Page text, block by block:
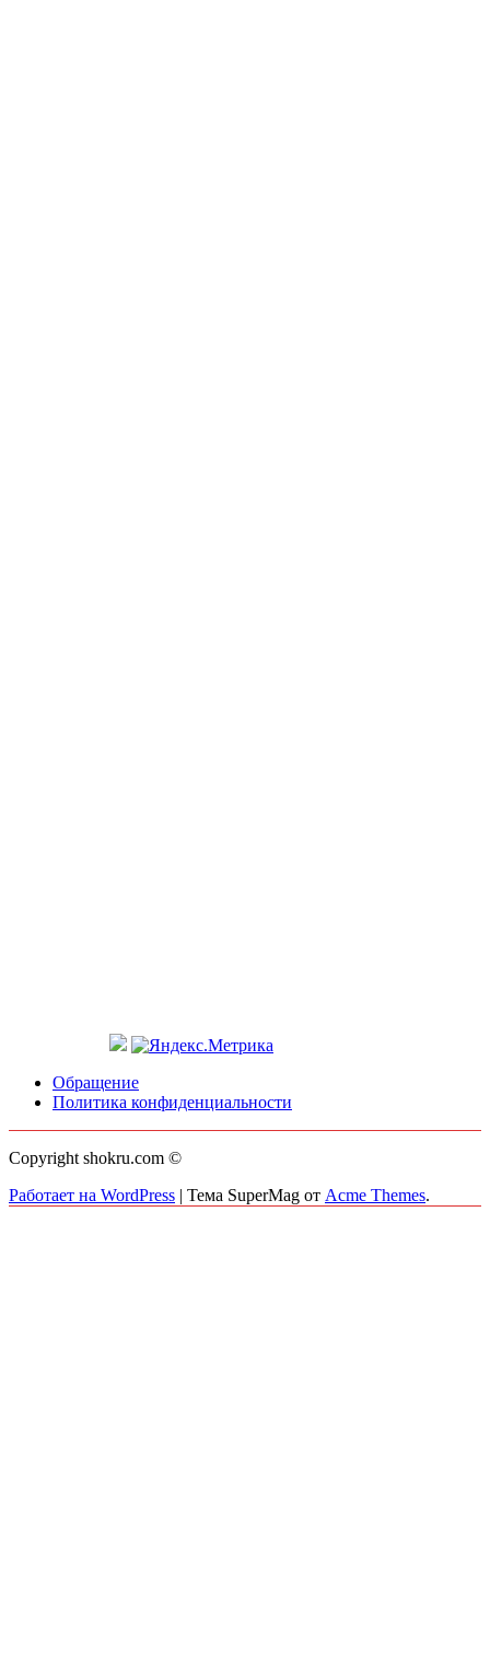
Обращение
Политика конфиденциальности
Copyright shokru.com ©
Работает на WordPress | Тема SuperMag от Acme Themes.